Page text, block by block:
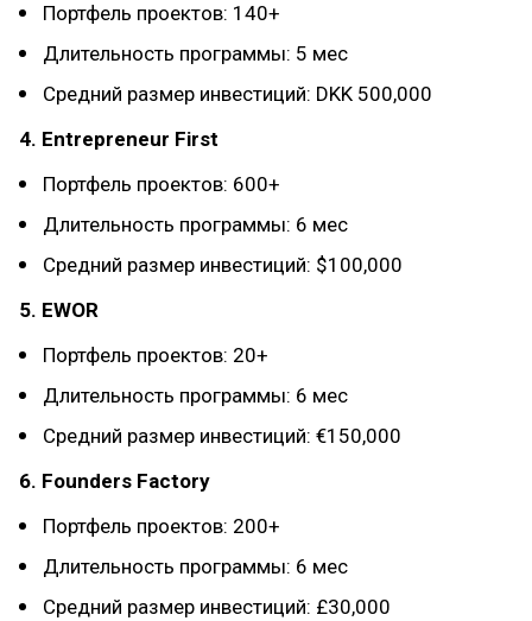
Портфель проектов: 140+
Длительность программы: 5 мес
Средний размер инвестиций: DKK 500,000
4. Entrepreneur First
Портфель проектов: 600+
Длительность программы: 6 мес
Средний размер инвестиций: $100,000
5. EWOR
Портфель проектов: 20+
Длительность программы: 6 мес
Средний размер инвестиций: €150,000
6. Founders Factory
Портфель проектов: 200+
Длительность программы: 6 мес
Средний размер инвестиций: £30,000